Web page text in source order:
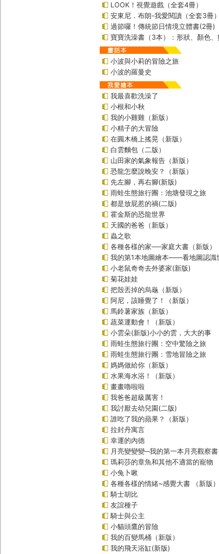
LOOK！視覺遊戲（全套4冊）
安東尼．布朗-我愛閱讀（全套3冊
過節囉！傳統節日情境立體書(2冊)
寶寶洗澡書（3本）：形狀、顏色、
小波與小莉的冒險之旅
小波的羅曼史
我最喜歡洗澡了
小根和小秋
我的小雞雞（新版）
小精子的大冒險
在圓木橋上搖晃（新版）
白雲麵包（二版）
山田家的氣象報告（新版）
恐龍怎麼說晚安？（新版）
先左腳，再右腳(新版)
雨蛙生態旅行團：池塘發現之旅
都是放屁惹的禍(二版)
霍金斯的恐龍世界
天國的爸爸（新版）
蟲之歌
各種各樣的家──家庭大書（新版）
我的第1本地圖繪本――看地圖認識
小老鼠奇奇去外婆家(新版)
菊花娃娃
把殼丟掉的烏龜（新版）
阿尼，該睡覺了！（新版）
馬鈴薯家族（新版）
蔬菜運動會！（新版）
小雲朵(新版)小小的雲，大大的事
雨蛙生態旅行團：空中驚險之旅
雨蛙生態旅行團：雪地冒險之旅
媽媽做給你（新版）
水果海水浴！（新版）
畫畫嚕啦啦
我爸爸超級厲害！
我討厭去幼兒園(二版)
誰吃了我的蘋果？（新版）
拉封丹寓言
幸運的內德
月亮變變變─我的第一本月亮觀察書
瑪莉莎的章魚和其他不適當的寵物
小兔卜啾
各種各樣的情緒~感覺大書 （新版）
騎士胡比
友誼種子
騎士與公主
小貓頭鷹的冒險
我的百變馬桶（新版）
我的飛天浴缸(新版)